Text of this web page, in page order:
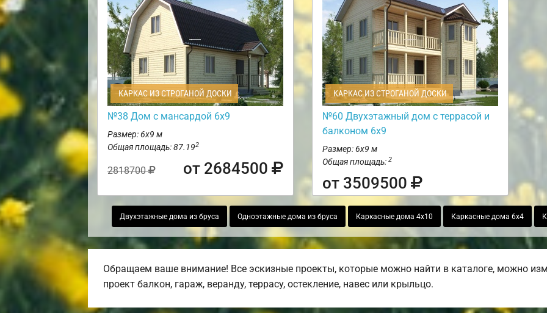
КАРКАС ИЗ СТРОГАНОЙ ДОСКИ
№38 Дом с мансардой 6х9
Размер: 6х9 м
Общая площадь: 87.192
2818700 от 2684500
КАРКАС ИЗ СТРОГАНОЙ ДОСКИ
№60 Двухэтажный дом с террасой и
балконом 6х9
Размер: 6х9 м
Общая площадь: 2
от 3509500
Двухэтажные дома из бруса Одноэтажные дома из бруса Каркасные дома 4х10 Каркасные дома 6х4
Обращаем ваше внимание! Все эскизные проекты, которые можно найти в каталоге, можно
проект балкон, гараж, веранду, террасу, остекление, навес или крыльцо.